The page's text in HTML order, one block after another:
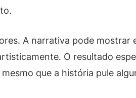
A narrativa pode mostrar
O resultado
que a história pule